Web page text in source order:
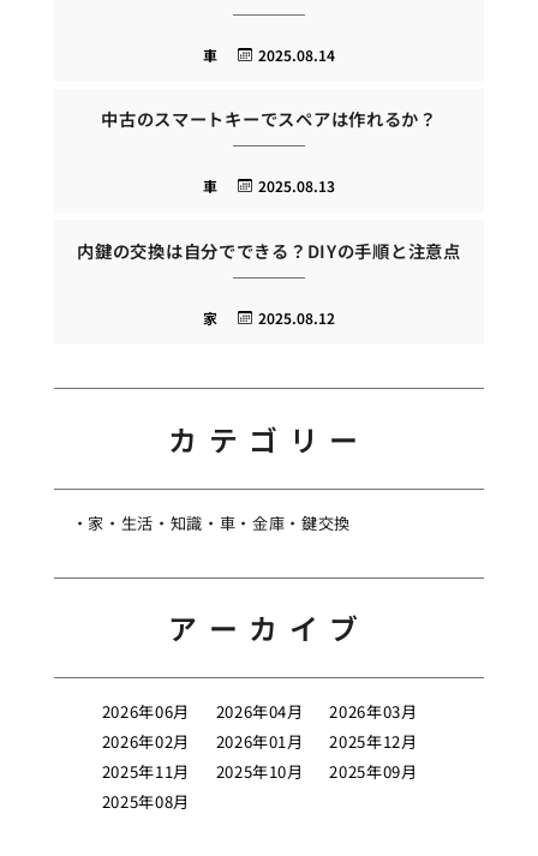
2025.08.14
車
中古のスマートキーでスペアは作れるか？
2025.08.13
車
内鍵の交換は自分でできる？DIYの手順と注意点
2025.08.12
家
カテゴリー
家 生活 知識 車 金庫 鍵交換
アーカイブ
2026年06月 2026年04月
2026年03月
2026年02月
2026年01月
2025年12月
2025年11月
2025年10月
2025年09月
2025年08月